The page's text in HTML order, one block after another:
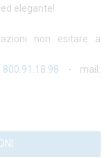
elegante!
non esitare a
800.91.18.98 - mail: